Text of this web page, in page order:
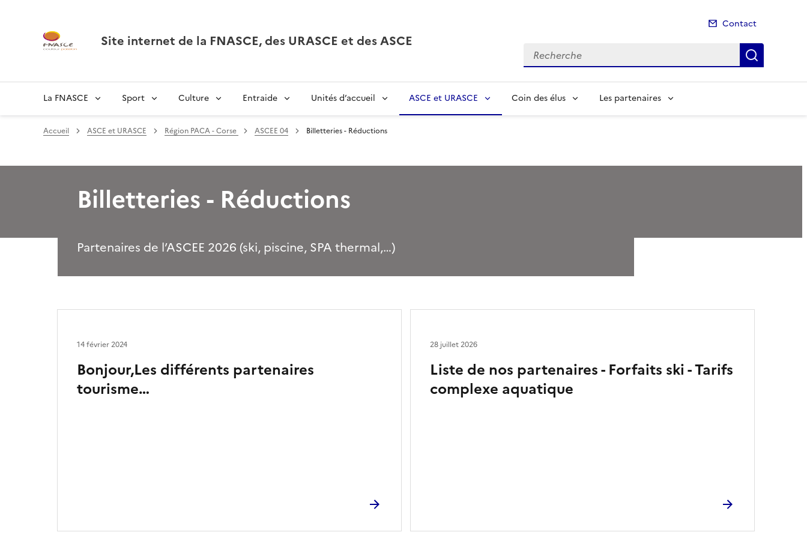
Site internet de la FNASCE, des URASCE et des ASCE
Contact
Recherche
La FNASCE Sport Culture Entraide Unités d’accueil ASCE et URASCE Coin des élus Les partenaires
Accueil ASCE et URASCE Région PACA - Corse ASCEE 04 Billetteries - Réductions
Billetteries - Réductions
Partenaires de l’ASCEE 2026 (ski, piscine, SPA thermal,…)
Bonjour,Les différents partenaires
tourisme…
14 février 2024
Liste de nos partenaires - Forfaits ski - Tarifs
complexe aquatique
28 juillet 2026